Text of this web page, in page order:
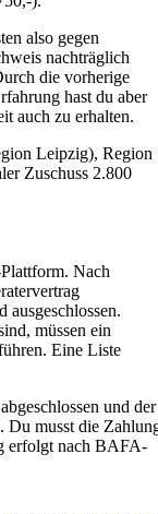
also gegen
nachträglich
die vorherige
hastdu aber
auch zu erhalten.
Leipzig), Region
Zuschuss 2.800
Nach
ausgeschlossen.
müssen ein
Eine Liste
und der
Du musst die
erfolgt nach BAFA-